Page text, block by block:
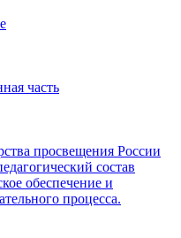
часть
просвещения России
состав
обеспечение и
процесса.